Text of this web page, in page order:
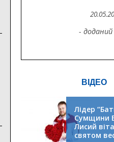
- доданий
ВІДЕО
Лідер
Сумщини
Лисий
святом